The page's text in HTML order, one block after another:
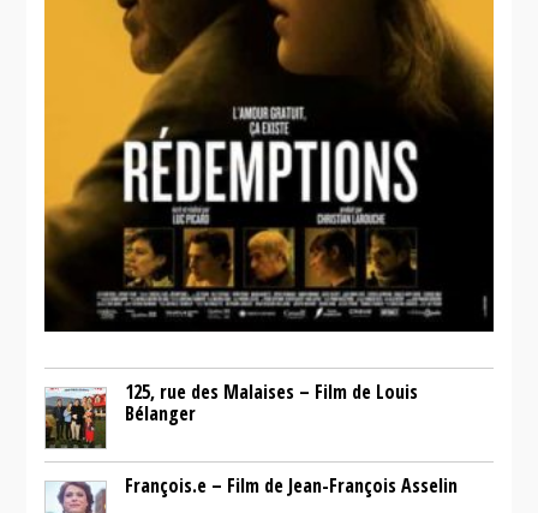
125, rue des Malaises – Film de Louis
Bélanger
François.e – Film de Jean-François Asselin